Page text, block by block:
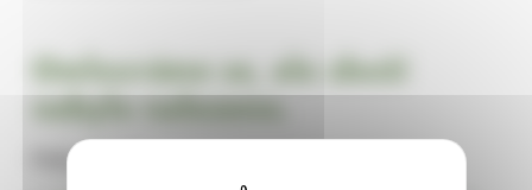
Omlouváme se, ale zboží
nebylo nalezeno.
Pokračujte na